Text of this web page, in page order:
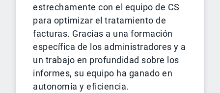
estrechamente con el equipo de CS
para optimizar el tratamiento de
facturas. Gracias a una formación
específica de los administradores y a
un trabajo en profundidad sobre los
informes, su equipo ha ganado en
autonomía y eficiencia.